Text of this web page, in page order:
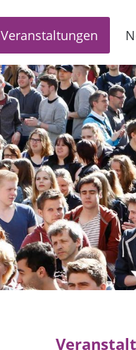
Veranstaltungen